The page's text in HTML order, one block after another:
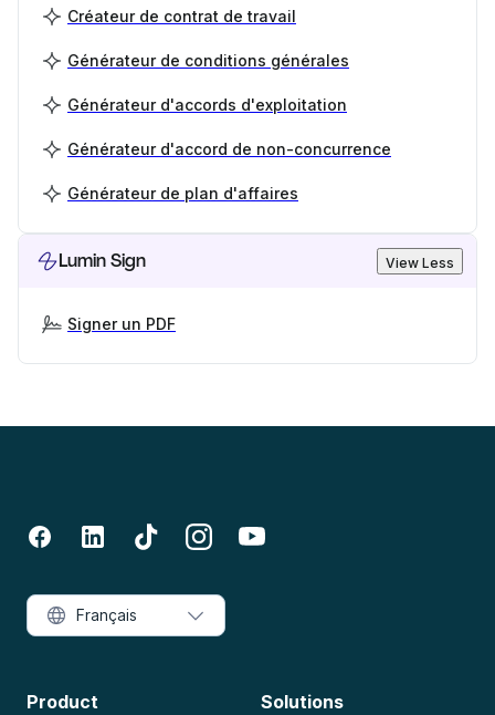
Créateur de contrat de travail
Générateur de conditions générales
Générateur d'accords d'exploitation
Générateur d'accord de non-concurrence
Générateur de plan d'affaires
Lumin Sign View Less
Signer un PDF
Product Solutions
Français